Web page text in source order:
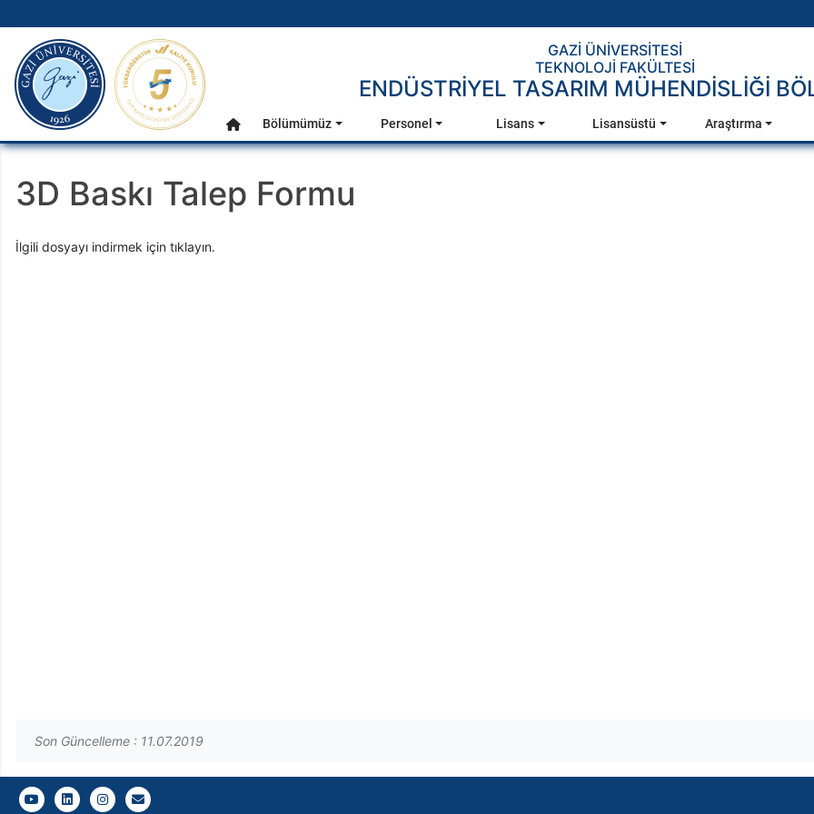
Ana Menü
gazi.edu.tr
GAZİ ÜNİVERSİTESİ
TEKNOLOJİ FAKÜLTESİ
ENDÜSTRİYEL TASARIM MÜHENDİSLİĞİ
Anasayfa
Bölümümüz Personel Lisans Lisansüstü Araştırma
3D Baskı Talep Formu
İlgili dosyayı indirmek için tıklayın.
Son Güncelleme : 11.07.2019
Endüstriyel Tasarım Mühendisliği Resmi YouTube Sayfası
Gazi E-Mail